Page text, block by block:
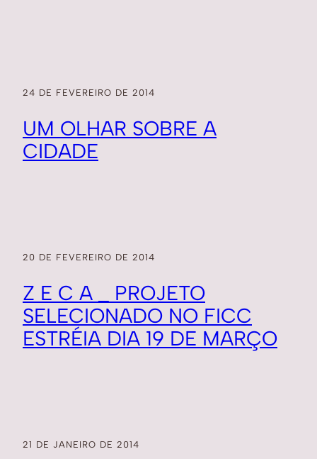
24 DE FEVEREIRO DE 2014
UM OLHAR SOBRE A
CIDADE
20 DE FEVEREIRO DE 2014
Z E C A _ PROJETO
SELECIONADO NO FICC
ESTRÉIA DIA 19 DE MARÇO
21 DE JANEIRO DE 2014